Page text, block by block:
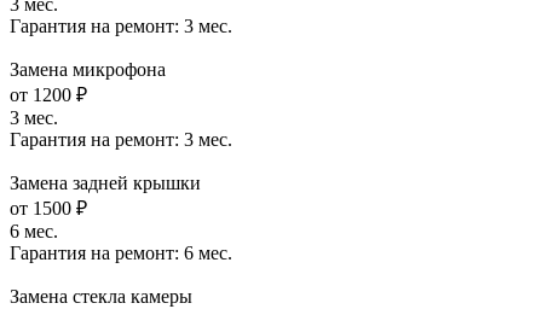
3 мес.
Гарантия на ремонт: 3 мес.
Замена микрофона
от 1200 ₽
3 мес.
Гарантия на ремонт: 3 мес.
Замена задней крышки
от 1500 ₽
6 мес.
Гарантия на ремонт: 6 мес.
Замена стекла камеры